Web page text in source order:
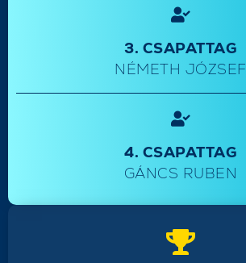
3. CSAPATTAG
NÉMETH JÓZSEF
4. CSAPATTAG
GÁNCS RUBEN